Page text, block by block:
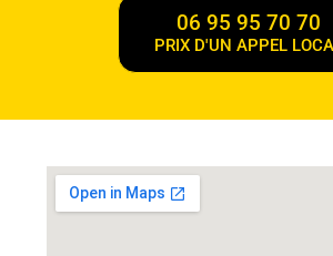
06 95 95 70 70
PRIX D'UN APPEL